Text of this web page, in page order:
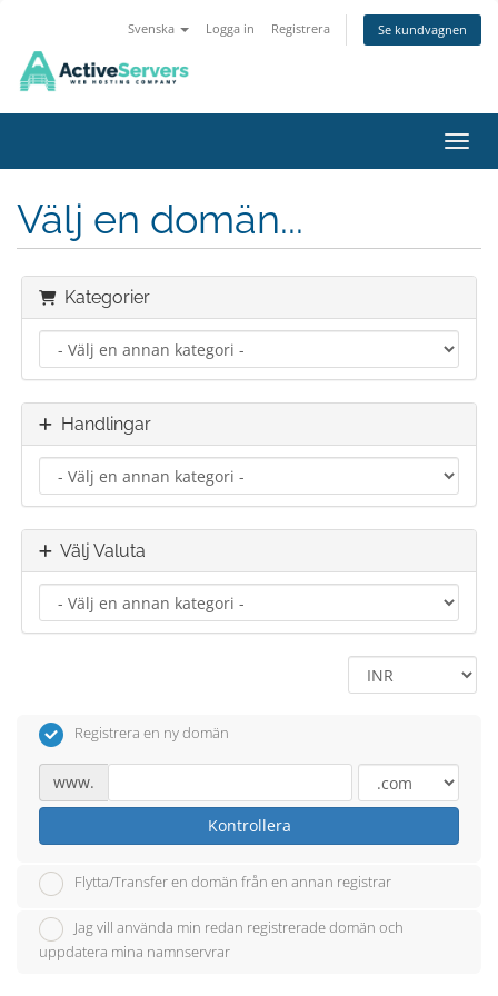
Svenska Logga in Registrera Se kundvagnen
Välj en domän...
Kategorier
Handlingar
Välj Valuta
Registrera en ny domän
www.
Kontrollera
Flytta/Transfer en domän från en annan registrar
Jag vill använda min redan registrerade domän och
uppdatera mina namnservrar